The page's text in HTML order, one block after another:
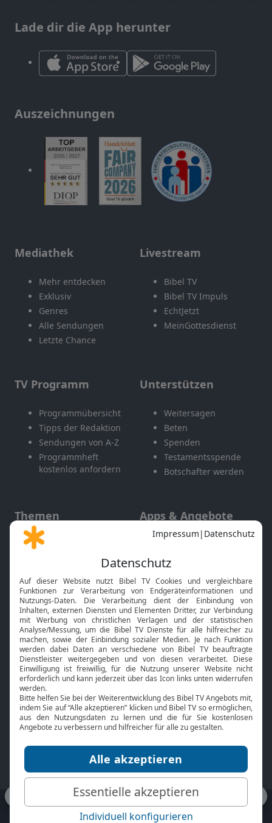
Lade dir die App herunter
Auszeichnungen
Mediathek
Mehr entdecken
Exklusiv
Genres
Alle Sendungen
Letzte Chance
Livestream
Bibel TV
Bibel TV Impuls
EchtJetzt
MeinGottesdienst
TV Programm
Programmübersicht
Tipps der Redaktion
Sendungen von A-Z
Programmheft
kostenlos anfordern
Unterstützen
Weitersagen
Beten
Spenden
Testamentsspende
Botschafter werden
Themen
Gott und Bibel erklärt
Neuigkeiten
Apps & Angebote
Mobile App
Smart TV
HbbTV
Bibelthek Online-Bibel
Nächster Gottesdienst
Bibel TV
Über uns
Jobs
Mediadaten
Service
Kontakt
TV-Empfang
bibeltv.de: Impressum
Datenschutz
Nutzungsbedingungen